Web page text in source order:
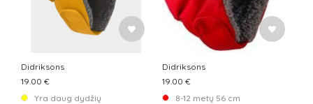
Didriksons
19.00 €
Yra daug dydžių
Didriksons
19.00 €
8-12 metų 56 cm